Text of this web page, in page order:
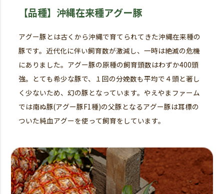
【品種】沖縄在来種アグー豚
アグー豚とは古くから沖縄で育てられてきた沖縄在来種の
豚です。近代化に伴い飼育数が激減し、一時は絶滅の危機
にありました。アグー豚の原種の飼育頭数はわずか400頭
強。とても希少な豚で、１回の分娩数も平均で４頭と著し
く少ないため、幻の豚となっています。やえやまファーム
では南ぬ豚(アグー豚F1種)の父豚となるアグー豚は耳標の
ついた純血アグーを使って飼育をしています。